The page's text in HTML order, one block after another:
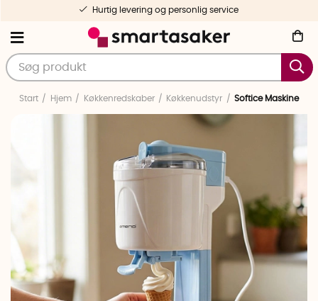
Hurtig levering og personlig service
Start Hjem Køkkenredskaber Køkkenudstyr Softice Maskine